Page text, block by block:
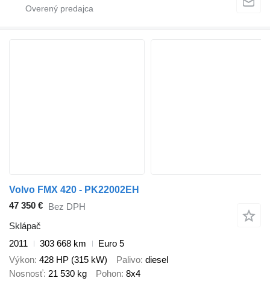
Volvo FMX 420 - PK22002EH
47 350 € Bez DPH
Sklápač
2011
303 668 km
Euro 5
Výkon 428 HP (315 kW) Palivo diesel
Nosnosť 21 530 kg Pohon 8x4